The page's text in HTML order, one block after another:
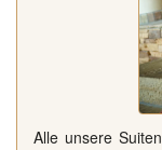
Alle unsere